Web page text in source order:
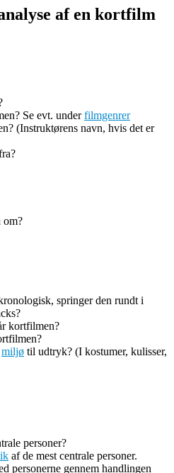
af en kortfilm
Se evt. underfilmgenrer
(Instruktørens navn, hvis det er
om?
springer den rundt i
kortfilmen?
miljø til udtryk? (I kostumer, kulisser,
personer?
af de mest centrale personer.
personerne gennem handlingen